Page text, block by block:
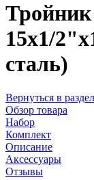
15x1/
сталь)
Вернуться в раздел
Обзор товара
Набор
Комплект
Описание
Аксессуары
Отзывы